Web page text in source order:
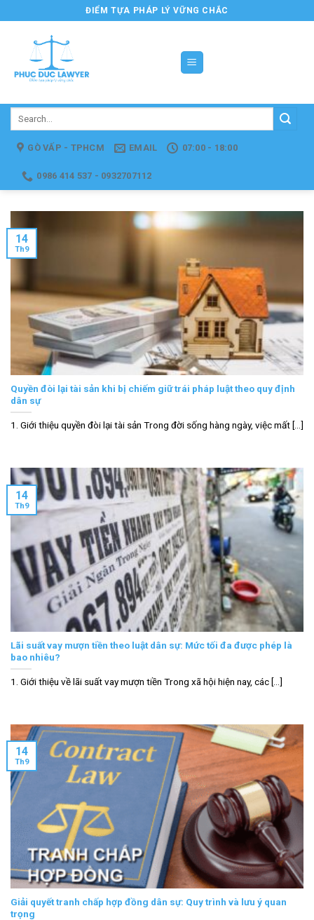
to
content
ĐIỂM TỰA PHÁP LÝ VỮNG CHẮC
GÒ VẤP - TPHCM EMAIL 07:00 - 18:00
0986 414 537 - 0932707112
Quyền đòi lại tài sản khi bị chiếm giữ trái pháp luật theo quy định
dân sự
1. Giới thiệu quyền đòi lại tài sản Trong đời sống hàng ngày, việc mất [...]
14
Th9
Lãi suất vay mượn tiền theo luật dân sự: Mức tối đa được phép là
bao nhiêu?
1. Giới thiệu về lãi suất vay mượn tiền Trong xã hội hiện nay, các [...]
14
Th9
Giải quyết tranh chấp hợp đồng dân sự: Quy trình và lưu ý quan
trọng
14
Th9